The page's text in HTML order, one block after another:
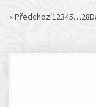
« Předchozí12345…28